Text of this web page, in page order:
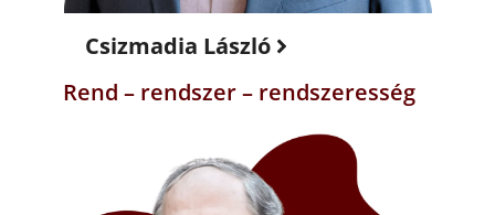
Csizmadia László
Rend – rendszer – rendszeresség